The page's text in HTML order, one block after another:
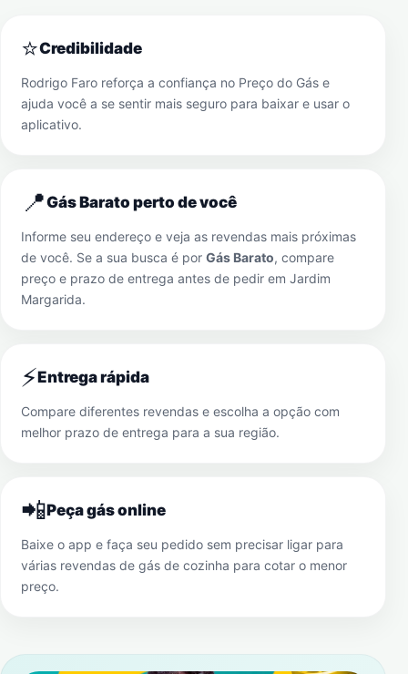
⭐Credibilidade
Rodrigo Faro reforça a confiança no Preço do Gás e
ajuda você a se sentir mais seguro para baixar e usar o
aplicativo.
📍Gás Barato perto de você
Informe seu endereço e veja as revendas mais próximas
de você. Se a sua busca é por Gás Barato, compare
preço e prazo de entrega antes de pedir em Jardim
Margarida.
⚡Entrega rápida
Compare diferentes revendas e escolha a opção com
melhor prazo de entrega para a sua região.
📲Peça gás online
Baixe o app e faça seu pedido sem precisar ligar para
várias revendas de gás de cozinha para cotar o menor
preço.